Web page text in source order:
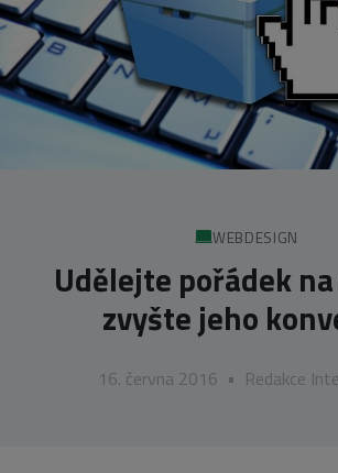
WEBDESIGN
Udělejte pořádek
zvyšte jeho
16. června 2016 • Redakce